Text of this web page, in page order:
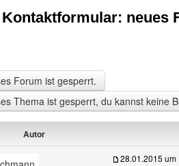
neues
Forum ist gesperrt.
Thema ist gesperrt, du kannst keine
Autor
28.01.2015 um